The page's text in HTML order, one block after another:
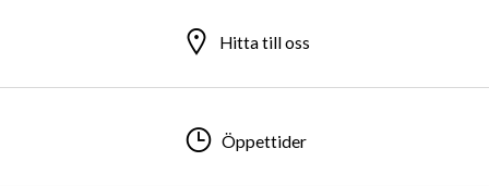
Hitta till oss
Öppettider